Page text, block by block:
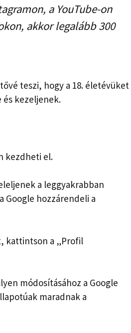
a YouTube-on
akkor legalább 300
teszi, hogy a 18. életévüket
kezeljenek.
kezdheti el.
a leggyakrabban
Google hozzárendeli a
kattintson a „Profil
módosításához a Google
maradnak a